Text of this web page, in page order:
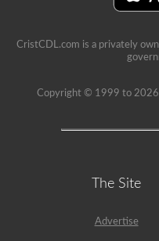
CristCDL.com is a privately
Copyright © 1999 to 2026
The Site
Advertise